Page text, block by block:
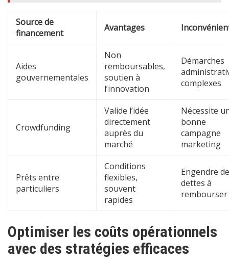
Source de
financement
Avantages
Aides
gouvernementales
Non
remboursables,
soutien à
l’innovation
Démarches
complexes
Crowdfunding
Valide l’idée
directement
auprès du
marché
Nécessite
bonne
campagne
marketing
Prêts entre
particuliers
Conditions
flexibles,
souvent
rapides
Engendre
dettes à
rembourser
Optimiser les coûts opérationnels
avec des stratégies efficaces